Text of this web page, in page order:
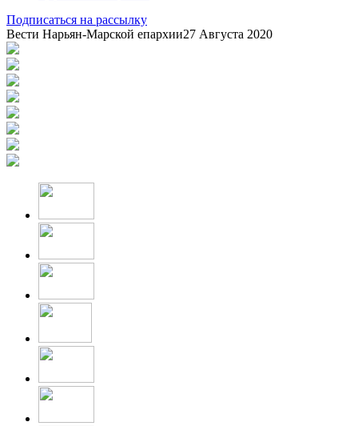
Подписаться на рассылку
Вести Нарьян-Марской епархии27 Августа 2020